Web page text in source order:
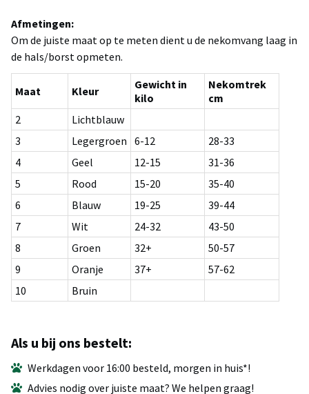
Afmetingen:
Om de juiste maat op te meten dient u de nekomvang laag in
de hals/borst opmeten.
Maat Kleur
Gewicht in
kilo
Nekomtrek
cm
2
Lichtblauw
3
Legergroen 6-12
28-33
4
Geel 12-15
31-36
5
Rood 15-20
35-40
6
Blauw 19-25
39-44
7
Wit 24-32
43-50
8
Groen 32+
50-57
9
Oranje 37+
57-62
10
Bruin
Als u bij ons bestelt:
Werkdagen voor 16:00 besteld, morgen in huis*!
Advies nodig over juiste maat? We helpen graag!